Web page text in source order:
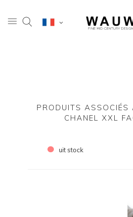
PRODUITS ASSOCIÉS
CHANEL XXL
uit stock